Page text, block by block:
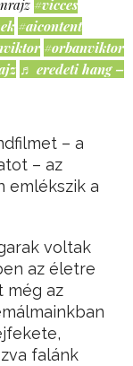
#vicces
#aicontent
#orbanviktor
♬ eredeti hang –
– a
– az
emlékszik a
voltak
az életre
még az
falánk